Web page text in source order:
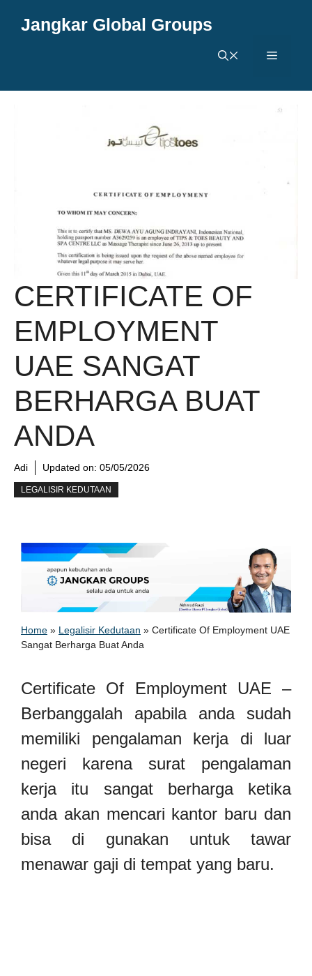
Jangkar Global Groups
Menu
CERTIFICATE OF
EMPLOYMENT
UAE SANGAT
BERHARGA BUAT
ANDA
Adi Updated on: 05/05/2026
LEGALISIR KEDUTAAN
Home » Legalisir Kedutaan » Certificate Of Employment UAE
Sangat Berharga Buat Anda
Certificate Of Employment UAE –
Berbanggalah apabila anda sudah
memiliki pengalaman kerja di luar
negeri karena surat pengalaman
kerja itu sangat berharga ketika
anda akan mencari kantor baru dan
bisa di gunakan untuk tawar
menawar gaji di tempat yang baru.